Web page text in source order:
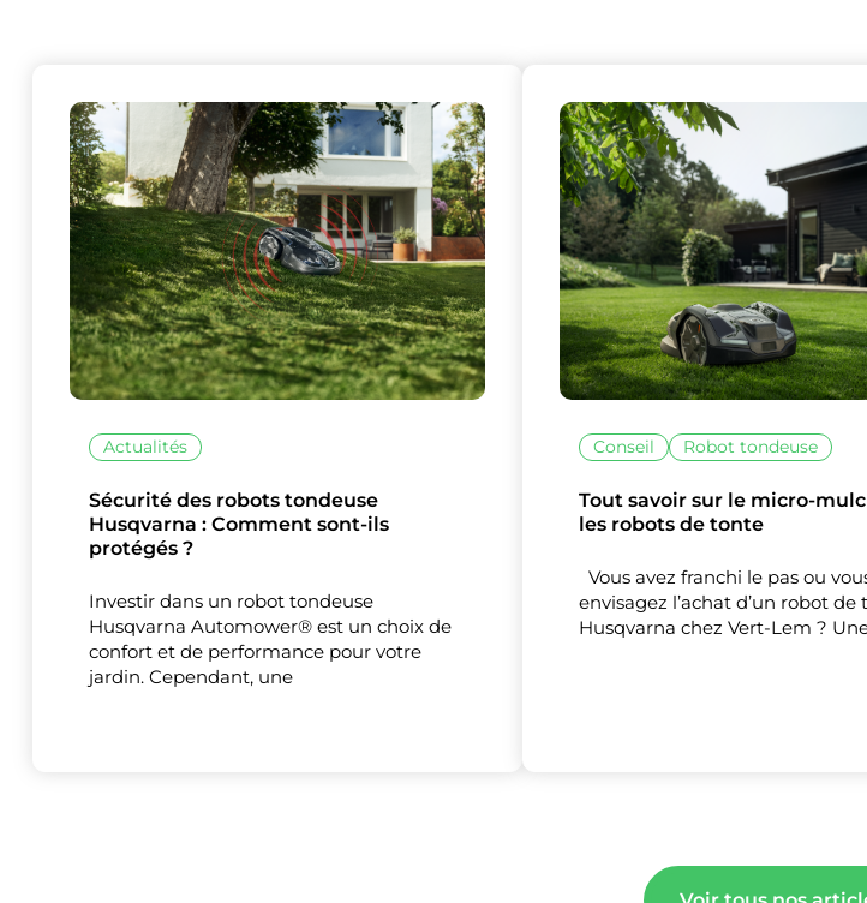
Ce site utilise des cookies et vous
vous souhaitez
Nos partenaires(1)
Mesure d'audience
Tout accepter Tout refuser
Actualités
Sécurité des robots tondeuse
Husqvarna : Comment sont-ils
protégés ?
Investir dans un robot tondeuse
Husqvarna Automower® est un choix de
confort et de performance pour votre
jardin. Cependant, une
Conseil Robot tondeuse
Tout savoir sur le micro-
les robots de tonte
Vous avez franchi le pas ou
envisagez l’achat d’un robot de
Husqvarna chez Vert-Lem ?